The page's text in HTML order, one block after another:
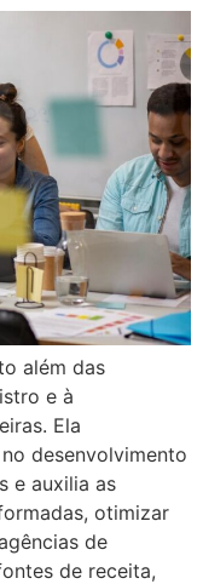
além das
e à
Ela
desenvolvimento
e auxilia as
otimizar
de
de receita,